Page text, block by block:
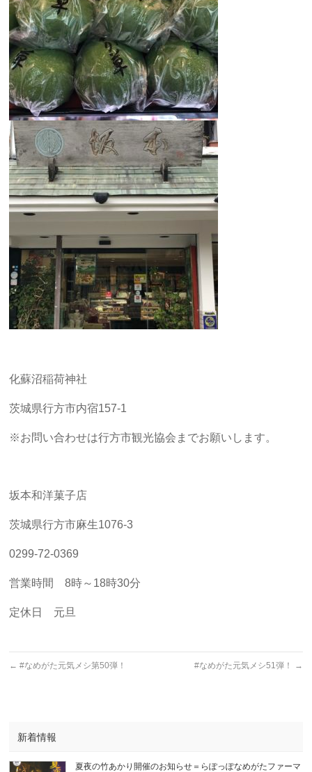
化蘇沼稲荷神社
茨城県行方市内宿157-1
※お問い合わせは行方市観光協会までお願いします。
坂本和洋菓子店
茨城県行方市麻生1076-3
0299-72-0369
営業時間 8時～18時30分
定休日 元旦
← #なめがた元気メシ第50弾！ #なめがた元気メシ51弾！ →
新着情報
夏夜の竹あかり開催のお知らせ＝らぽっぽなめがたファーマ